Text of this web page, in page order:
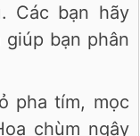
Các bạn hãy
bạn phân
pha tím, mọc
chùm ngây